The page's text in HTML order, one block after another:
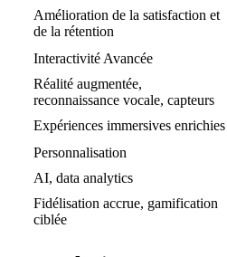
Amélioration de la satisfaction et
de la rétention
Interactivité Avancée
Réalité augmentée,
reconnaissance vocale, capteurs
Expériences immersives enrichies
Personnalisation
AI, data analytics
Fidélisation accrue, gamification
ciblée